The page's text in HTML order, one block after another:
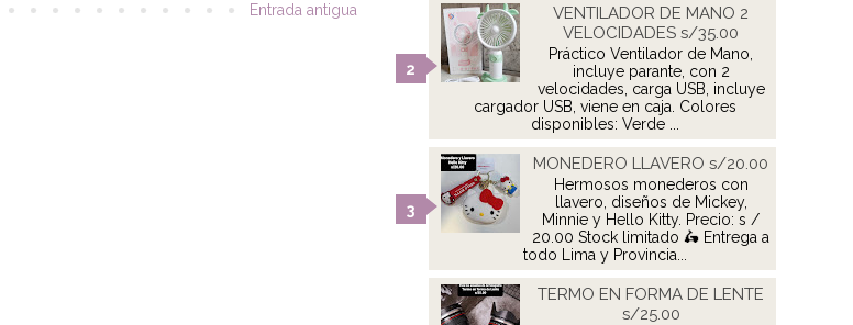
Entrada antigua
VENTILADOR DE MANO 2
VELOCIDADES s/35.00
Práctico Ventilador de Mano,
incluye parante, con 2
velocidades, carga USB, incluye
cargador USB, viene en caja. Colores
disponibles: Verde ...
MONEDERO LLAVERO s/20.00
Hermosos monederos con
llavero, diseños de Mickey,
Minnie y Hello Kitty. Precio: s /
20.00 Stock limitado 🛵 Entrega a
todo Lima y Provincia...
TERMO EN FORMA DE LENTE
s/25.00